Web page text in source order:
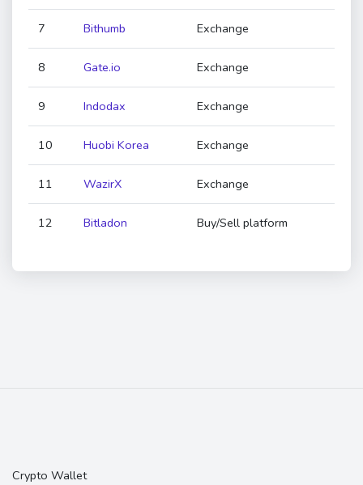
7 Bithumb Exchange
8 Gate.io Exchange
9 Indodax Exchange
10 Huobi Korea Exchange
11 WazirX Exchange
12 Bitladon Buy/Sell platform
Crypto Wallet